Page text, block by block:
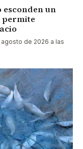
un
permite
agosto de 2026 a las